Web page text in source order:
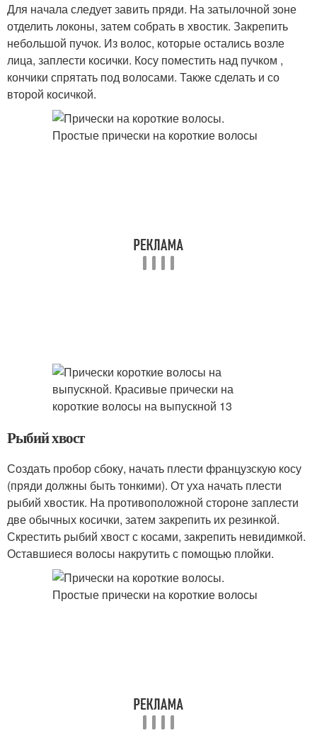
Для начала следует завить пряди. На затылочной зоне
отделить локоны, затем собрать в хвостик. Закрепить
небольшой пучок. Из волос, которые остались возле
лица, заплести косички. Косу поместить над пучком ,
кончики спрятать под волосами. Также сделать и со
второй косичкой.
Рыбий хвост
Создать пробор сбоку, начать плести французскую косу
(пряди должны быть тонкими). От уха начать плести
рыбий хвостик. На противоположной стороне заплести
две обычных косички, затем закрепить их резинкой.
Скрестить рыбий хвост с косами, закрепить невидимкой.
Оставшиеся волосы накрутить с помощью плойки.